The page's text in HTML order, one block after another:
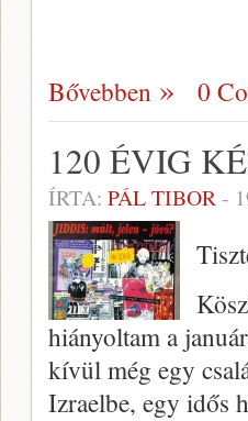
Bővebben 0
120 ÉVIG
ÍRTA: PÁL TIBOR-
hiányoltam a
kívül még egy
Izraelbe, egy idős